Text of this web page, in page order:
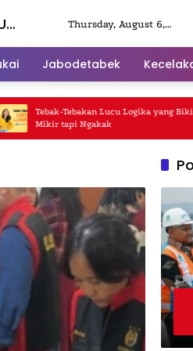
Thursday, August 6,
Jabodetabek
Tebak-Tebakan Lucu Logika yang Bikin
Mikir tapi Ngakak